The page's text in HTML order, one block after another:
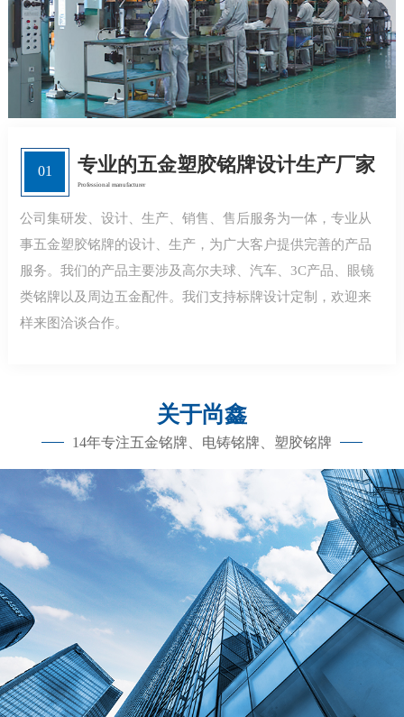
专业的五金塑胶铭牌设计生产厂家
Professional manufacturer
01
公司集研发、设计、生产、销售、售后服务为一体，专业从
事五金塑胶铭牌的设计、生产，为广大客户提供完善的产品
服务。我们的产品主要涉及高尔夫球、汽车、3C产品、眼镜
类铭牌以及周边五金配件。我们支持标牌设计定制，欢迎来
样来图洽谈合作。
关于尚鑫
14年专注五金铭牌、电铸铭牌、塑胶铭牌